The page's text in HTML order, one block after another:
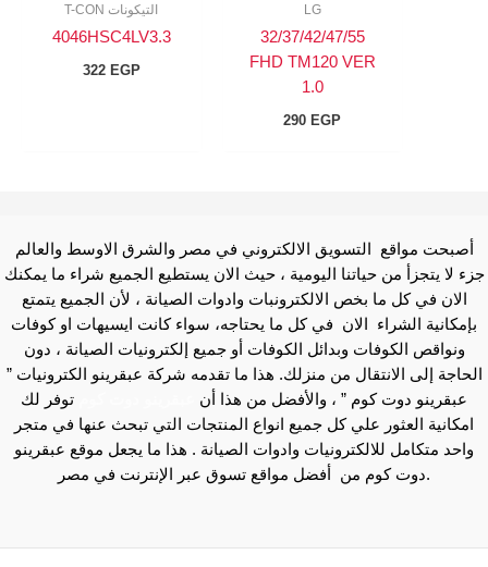
LG
32/37/42/47/55
FHD TM120 VER
1.0
290 EGP
التيكونات T-CON
4046HSC4LV3.3
322 EGP
أصبحت مواقع التسويق الالكتروني في مصر والشرق الاوسط والعالم
جزء لا يتجزأ من حياتنا اليومية ، حيث الان يستطيع الجميع شراء ما يمكنك
الان في كل ما بخص الالكترونبات وادوات الصيانة ، لأن الجميع يتمتع
بإمكانية الشراء الان في كل ما يحتاجه، سواء كانت ايسيهات او كوفات
ونواقص الكوفات وبدائل الكوفات أو جميع إلكترونيات الصيانة ، دون
الحاجة إلى الانتقال من منزلك. هذا ما تقدمه شركة عبقرينو الكترونيات ”
عبقرينو دوت كوم ” ، والأفضل من هذا أن
توفر لك
امكانية العثور علي كل جميع انواع المنتجات التي تبحث عنها في متجر
واحد متكامل للالكترونيات وادوات الصيانة . هذا ما يجعل موقع عبقرينو
دوت كوم من أفضل مواقع تسوق عبر الإنترنت في مصر.